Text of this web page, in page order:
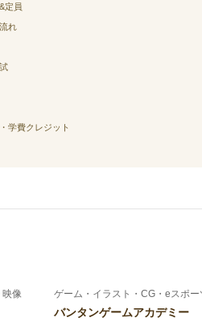
定員
れ
学費クレジット
映像 ゲーム・イラスト・CG・eスポー
バンタンゲームアカデミー